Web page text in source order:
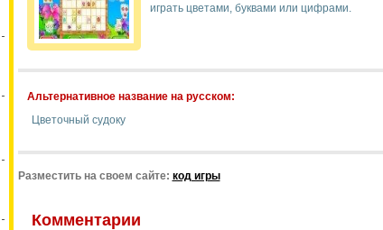
играть цветами, буквами или цифрами.
Альтернативное название на русском:
Цветочный судоку
Разместить на своем сайте: код игры
Комментарии